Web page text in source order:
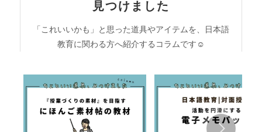
見つけました
「これいいかも」と思った道具やアイテムを、日本語
教育に関わる方へ紹介するコラムです☺︎